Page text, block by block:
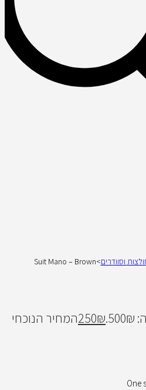
וסוודרים>
Suit Mano – Brown
250₪ המחיר הנוכחי